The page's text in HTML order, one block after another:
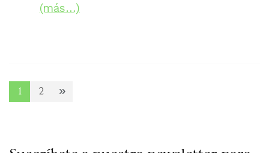
(más…)
Navegación
Page
1 Page
2